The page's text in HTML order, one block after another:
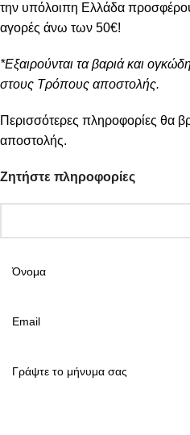
την υπόλοιπη Ελλάδα
αγορές άνω των 50€!
*Εξαιρούνται τα βαριά και
στους Τρόπους αποστολής.
Περισσότερες πληροφορίες θα
αποστολής.
Ζητήστε πληροφορίες